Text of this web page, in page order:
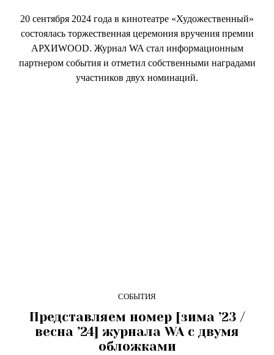
20 сентября 2024 года в кинотеатре «Художественный»
состоялась торжественная церемония вручения премии
AРХИWOOD. Журнал WA стал информационным
партнером события и отметил собственными наградами
участников двух номинаций.
СОБЫТИЯ
Представляем номер [зима ’23 /
весна ’24] журнала WA с двумя
обложками